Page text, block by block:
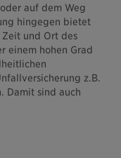
auf dem Weg
hingegen bietet
Zeit und Ort des
einem hohen Grad
z.B.
Damit sind auch